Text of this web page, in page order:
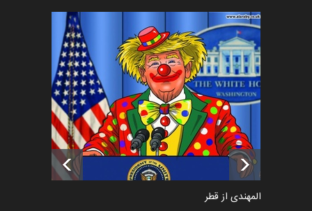
فراخوان رویداد کارگاهی کارتون و
پوستر "ایران سربل…
اخبار 6 ماه قبل
تسلیت به همکار | سهراب خیری
اخبار 6 ماه قبل
سعد المهندی از قطر